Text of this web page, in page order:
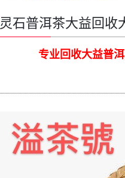
灵石普洱茶大益回收
专业回收大益普